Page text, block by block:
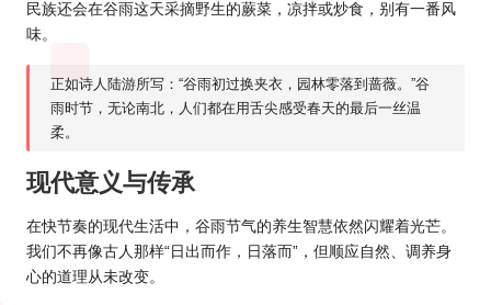
民族还会在谷雨这天采摘野生的蕨菜，凉拌或炒食，别有一番风
味。
正如诗人陆游所写：“谷雨初过换夹衣，园林零落到蔷薇。”谷
雨时节，无论南北，人们都在用舌尖感受春天的最后一丝温
柔。
现代意义与传承
在快节奏的现代生活中，谷雨节气的养生智慧依然闪耀着光芒。
我们不再像古人那样“日出而作，日落而”，但顺应自然、调养身
心的道理从未改变。